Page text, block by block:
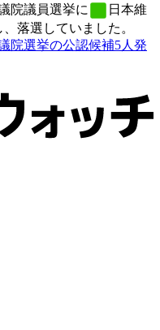
院議員選挙に
日本維
落選していました。
院選挙の公認候補5人発